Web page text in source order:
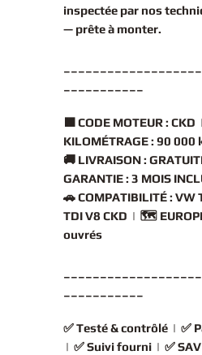
inspectée par nos
— prête à monter.
🟧CODE MOTEUR : CKD
KILOMÉTRAGE : 90 000
🚚 LIVRAISON :
GARANTIE : 3 MOIS
🚗COMPATIBILITÉ : VW
TDI V8 CKD | 🗺️
ouvrés
✅Testé & contrôlé | ✅
| ✅Suivi fourni | ✅